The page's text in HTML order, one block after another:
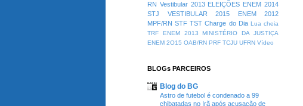
RN Vestibular 2013 ELEIÇÕES ENEM 2014
STJ
VESTIBULAR 2015
ENEM 2012
MPF/RN STF TST Charge do Dia Lua cheia
TRF
ENEM 2013
MINISTÉRIO DA JUSTIÇA
ENEM 2O15 OAB/RN PRF TCJU UFRN Vídeo
BLOGs PARCEIROS
Blog do BG
Astro de futebol é condenado a 99
chibatadas no Irã após acusação de